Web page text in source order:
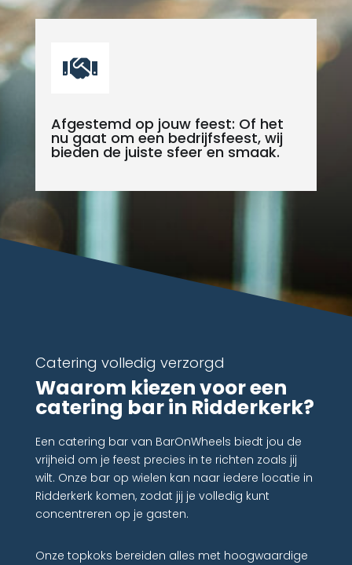

Afgestemd op jouw feest: Of het
nu gaat om een bedrijfsfeest, wij
bieden de juiste sfeer en smaak.
Catering volledig verzorgd
Waarom kiezen voor een
catering bar in Ridderkerk?
Een catering bar van BarOnWheels biedt jou de
vrijheid om je feest precies in te richten zoals jij
wilt. Onze bar op wielen kan naar iedere locatie in
Ridderkerk komen, zodat jij je volledig kunt
concentreren op je gasten.
Onze topkoks bereiden alles met hoogwaardige